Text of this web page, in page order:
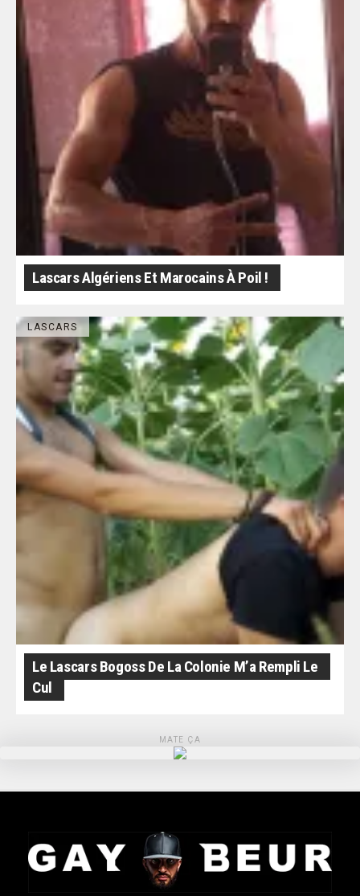
Lascars Algériens Et Marocains À Poil !
LASCARS
Le Lascars Bogoss De La Colonie M’a Rempli Le
Cul
MATE ÇA